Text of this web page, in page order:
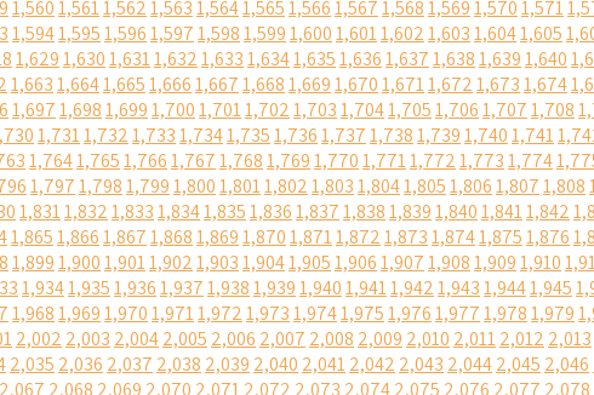
1,5601,5611,5621,5631,5641,5651,5661,5671,5681,5691,5701,571
1,5941,5951,5961,5971,5981,5991,6001,6011,6021,6031,6041,605
1,6291,6301,6311,6321,6331,6341,6351,6361,6371,6381,6391,640
1,6631,6641,6651,6661,6671,6681,6691,6701,6711,6721,6731,674
1,6971,6981,6991,7001,7011,7021,7031,7041,7051,7061,7071,708
1,7311,7321,7331,7341,7351,7361,7371,7381,7391,7401,741
1,7641,7651,7661,7671,7681,7691,7701,7711,7721,7731,774
1,7971,7981,7991,8001,8011,8021,8031,8041,8051,8061,8071,808
1,8311,8321,8331,8341,8351,8361,8371,8381,8391,8401,8411,842
1,8651,8661,8671,8681,8691,8701,8711,8721,8731,8741,8751,876
1,8991,9001,9011,9021,9031,9041,9051,9061,9071,9081,9091,910
1,9341,9351,9361,9371,9381,9391,9401,9411,9421,9431,9441,945
1,9681,9691,9701,9711,9721,9731,9741,9751,9761,9771,9781,979
2,002 2,003 2,0042,005 2,006 2,007 2,008 2,009 2,010 2,0112,012 2,013
2,035 2,036 2,037 2,038 2,039 2,040 2,0412,042 2,043 2,0442,045 2,046